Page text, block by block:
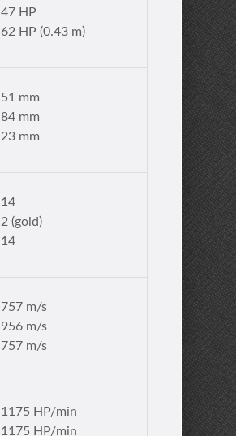
47 HP
62 HP (0.43 m)
51 mm
84 mm
23 mm
14
2 (gold)
14
757 m/s
956 m/s
757 m/s
1175 HP/min
1175 HP/min